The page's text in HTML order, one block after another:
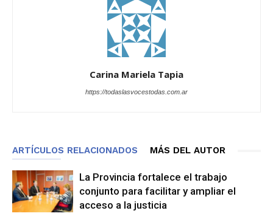
Carina Mariela Tapia
https://todaslasvocestodas.com.ar
ARTÍCULOS RELACIONADOS MÁS DEL AUTOR
La Provincia fortalece el trabajo
conjunto para facilitar y ampliar el
acceso a la justicia